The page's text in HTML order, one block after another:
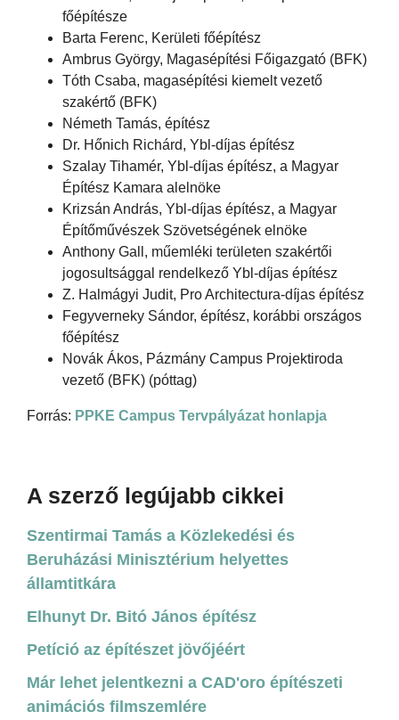
főépítésze
Barta Ferenc, Kerületi főépítész
Ambrus György, Magasépítési Főigazgató (BFK)
Tóth Csaba, magasépítési kiemelt vezető
szakértő (BFK)
Németh Tamás, építész
Dr. Hőnich Richárd, Ybl-díjas építész
Szalay Tihamér, Ybl-díjas építész, a Magyar
Építész Kamara alelnöke
Krizsán András, Ybl-díjas építész, a Magyar
Építőművészek Szövetségének elnöke
Anthony Gall, műemléki területen szakértői
jogosultsággal rendelkező Ybl-díjas építész
Z. Halmágyi Judit, Pro Architectura-díjas építész
Fegyverneky Sándor, építész, korábbi országos
főépítész
Novák Ákos, Pázmány Campus Projektiroda
vezető (BFK) (póttag)
Forrás: PPKE Campus Tervpályázat honlapja
A szerző legújabb cikkei
Szentirmai Tamás a Közlekedési és
Beruházási Minisztérium helyettes
államtitkára
Elhunyt Dr. Bitó János építész
Petíció az építészet jövőjéért
Már lehet jelentkezni a CAD'oro építészeti
animációs filmszemlére